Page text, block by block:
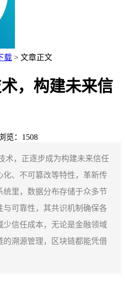
载 > 文章正文
，构建未来信
览：1508
术，正逐步成为构建未来信任
化、不可篡改等特性，革新传
里，数据分布存储于众多节
与可靠性，其共识机制确保各
少信任成本，无论是金融领域
的溯源管理，区块链都能凭借